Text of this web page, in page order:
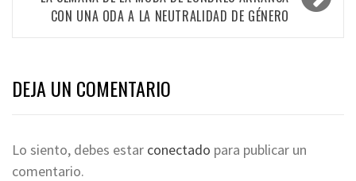
CON UNA ODA A LA NEUTRALIDAD DE GÉNERO
DEJA UN COMENTARIO
Lo siento, debes estar conectado para publicar un
comentario.